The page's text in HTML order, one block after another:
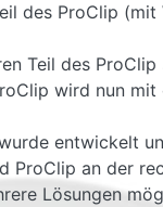
des ProClip
Teil des
wird nun
entwickelt
ProClip an der
Lösungen